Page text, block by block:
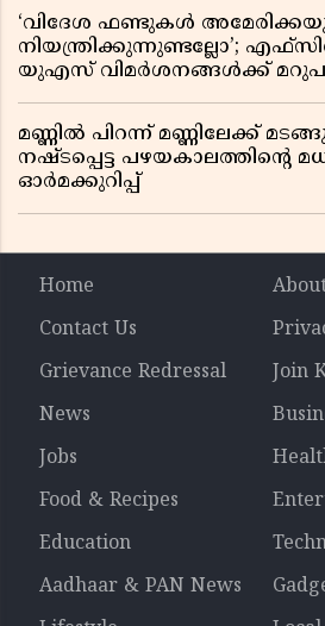
‘വിദേശ ഫണ്ടുകൾ
നിയന്ത്രിക്കുന്നുണ്ടല്ലോ’;
യുഎസ് വിമർശനങ്ങൾക്ക്
മണ്ണിൽ പിറന്ന് മണ്ണിലേക്ക്
നഷ്ടപ്പെട്ട പഴയകാലത്തിൻ്റെ
ഓർമക്കുറിപ്പ്
Home
Contact Us
Grievance Redressal
Join
News
Jobs
Food & Recipes
Education
Aadhaar & PAN News